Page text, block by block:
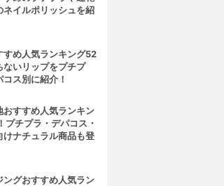
ネイルポリッシュを紹
すめ人気ランキング52
ないリップをプチプ
コス別に紹介！
おすすめ人気ランキン
プチプラ・デパコス・
けナチュラル商品も登
ングおすすめ人気ラン